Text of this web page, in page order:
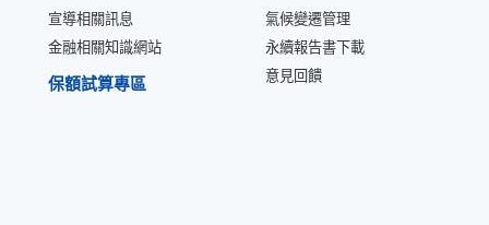
宣導相關訊息
金融相關知識網站
氣候變遷管理
永續報告書下載
意見回饋
保額試算專區